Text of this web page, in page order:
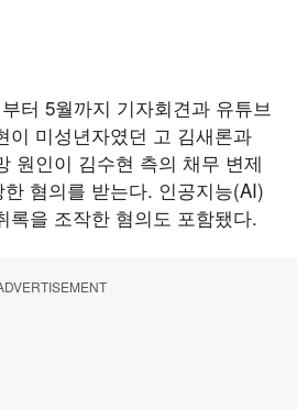
터 5월까지 기자회견과 유튜브
이 미성년자였던 고 김새론과
원인이 김수현 측의 채무 변제
혐의를 받는다. 인공지능(AI)
록을 조작한 혐의도 포함됐다.